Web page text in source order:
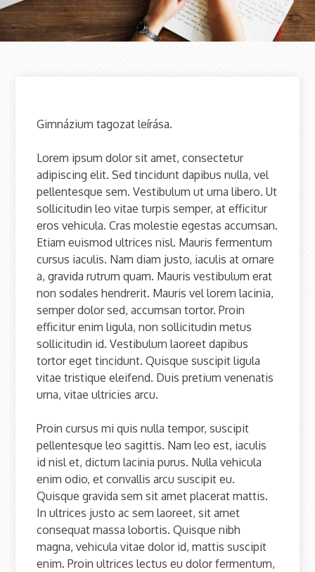
Gimnázium tagozat leírása.
Lorem ipsum dolor sit amet, consectetur
adipiscing elit. Sed tincidunt dapibus nulla, vel
pellentesque sem. Vestibulum ut urna libero. Ut
sollicitudin leo vitae turpis semper, at efficitur
eros vehicula. Cras molestie egestas accumsan.
Etiam euismod ultrices nisl. Mauris fermentum
cursus iaculis. Nam diam justo, iaculis at ornare
a, gravida rutrum quam. Mauris vestibulum erat
non sodales hendrerit. Mauris vel lorem lacinia,
semper dolor sed, accumsan tortor. Proin
efficitur enim ligula, non sollicitudin metus
sollicitudin id. Vestibulum laoreet dapibus
tortor eget tincidunt. Quisque suscipit ligula
vitae tristique eleifend. Duis pretium venenatis
urna, vitae ultricies arcu.
Proin cursus mi quis nulla tempor, suscipit
pellentesque leo sagittis. Nam leo est, iaculis
id nisl et, dictum lacinia purus. Nulla vehicula
enim odio, et convallis arcu suscipit eu.
Quisque gravida sem sit amet placerat mattis.
In ultrices justo ac sem laoreet, sit amet
consequat massa lobortis. Quisque nibh
magna, vehicula vitae dolor id, mattis suscipit
enim. Proin ultrices lectus eu dolor fermentum,